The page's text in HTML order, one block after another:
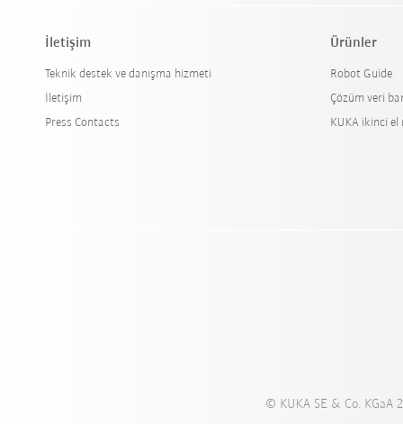
İletişim
Teknik destek ve danışma hizmeti
İletişim
Press Contacts
Ürünler
Robot Guide
Çözüm veri
KUKA ikinci
© KUKA SE & Co. KGaA